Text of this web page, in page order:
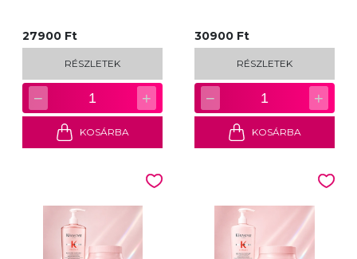
27900 Ft
RÉSZLETEK
− 1 +
KOSÁRBA
30900 Ft
RÉSZLETEK
− 1 +
KOSÁRBA